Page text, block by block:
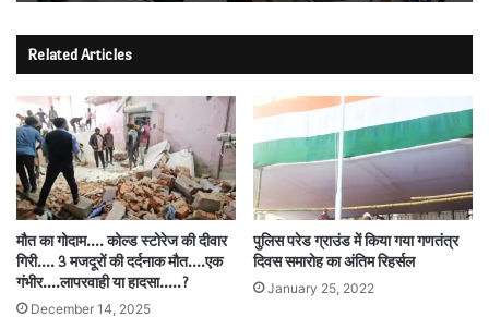
Related Articles
मौत का गोदाम…. कोल्ड स्टोरेज की दीवार
गिरी…. 3 मजदूरों की दर्दनाक मौत….एक
गंभीर….लापरवाही या हादसा…..?
December 14, 2025
पुलिस परेड ग्राउंड में किया गया गणतंत्र
दिवस समारोह का अंतिम रिहर्सल
January 25, 2022